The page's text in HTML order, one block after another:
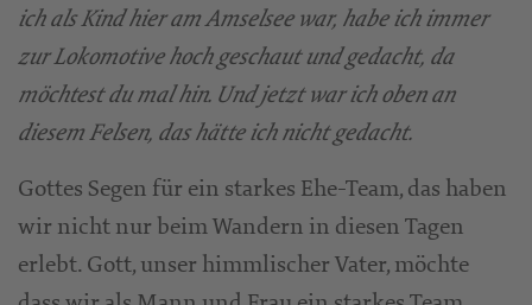
ich als Kind hier am Amselsee war, habe ich immer
zur Lokomotive hoch geschaut und gedacht, da
möchtest du mal hin. Und jetzt war ich oben an
diesem Felsen, das hätte ich nicht gedacht.
Gottes Segen für ein starkes Ehe-Team, das haben
wir nicht nur beim Wandern in diesen Tagen
erlebt. Gott, unser himmlischer Vater, möchte